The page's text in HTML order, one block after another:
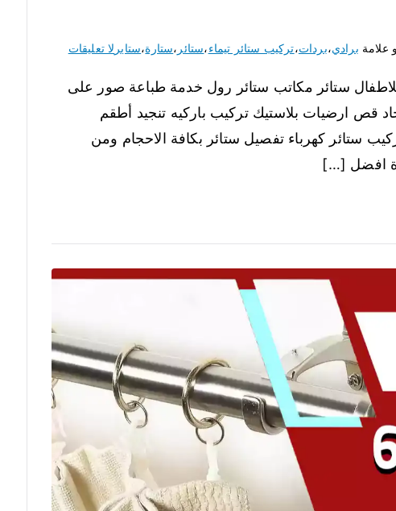
علامة برادي،بردات،تركيب ستائر تيماء،ستائر ،ستارة،ستاير لا تعليقات
ستائر مكاتب ستائر رول خدمة طباعة صور على
قص ارضيات بلاستيك تركيب باركيه تنجيد أطقم
ستائر كهرباء تفصيل ستائر بكافة الاحجام ومن
افضل […]